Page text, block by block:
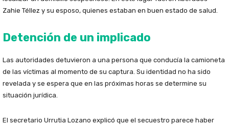
Zahie Téllez y su esposo, quienes estaban en buen estado de salud.
Detención de un implicado
Las autoridades detuvieron a una persona que conducía la camioneta
de las víctimas al momento de su captura. Su identidad no ha sido
revelada y se espera que en las próximas horas se determine su
situación jurídica.
El secretario Urrutia Lozano explicó que el secuestro parece haber